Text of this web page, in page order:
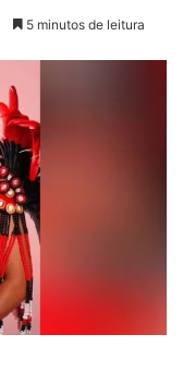
5 minutos de leitura